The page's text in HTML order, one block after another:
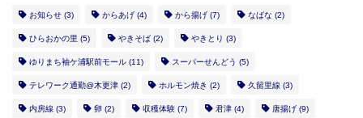
お知らせ (3) からあげ (4) から揚げ (7) なばな (2)
ひらおかの里 (5) やきそば (2) やきとり (3)
ゆりまち袖ケ浦駅前モール (11) スーパーせんどう (5)
テレワーク通勤@木更津 (2) ホルモン焼き (2) 久留里線 (3)
内房線 (3) 卵 (2) 収穫体験 (7) 君津 (4) 唐揚げ (9)